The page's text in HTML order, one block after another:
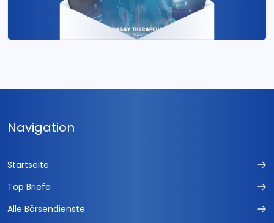
Navigation
Startseite
Top Briefe
Alle Börsendienste